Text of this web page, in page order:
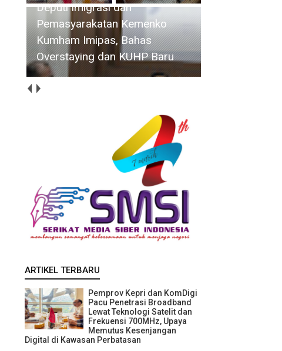
Bupati Bersama Wabup
Natuna Hadiri Kegiatan Bakti
Sosial yang Digelar Tower
Bersama Group
ARTIKEL TERBARU
Pemprov Kepri dan KomDigi
Pacu Penetrasi Broadband
Lewat Teknologi Satelit dan
Frekuensi 700MHz, Upaya
Memutus Kesenjangan
Digital di Kawasan Perbatasan